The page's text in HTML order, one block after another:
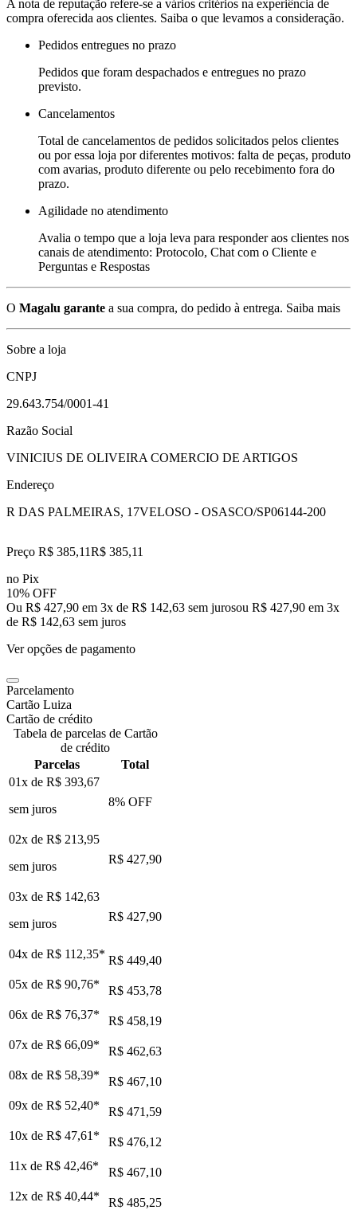
A nota de reputação refere-se a vários critérios na experiência de
compra oferecida aos clientes. Saiba o que levamos a consideração.
Pedidos entregues no prazo
Pedidos que foram despachados e entregues no prazo
previsto.
Cancelamentos
Total de cancelamentos de pedidos solicitados pelos clientes
ou por essa loja por diferentes motivos: falta de peças, produto
com avarias, produto diferente ou pelo recebimento fora do
prazo.
Agilidade no atendimento
Avalia o tempo que a loja leva para responder aos clientes nos
canais de atendimento: Protocolo, Chat com o Cliente e
Perguntas e Respostas
O Magalu garante a sua compra, do pedido à entrega. Saiba mais
Sobre a loja
CNPJ
29.643.754/0001-41
Razão Social
VINICIUS DE OLIVEIRA COMERCIO DE ARTIGOS
Endereço
R DAS PALMEIRAS, 17VELOSO - OSASCO/SP06144-200
Preço R$ 385,11R$ 385,11
no Pix
10% OFF
Ou R$ 427,90 em 3x de R$ 142,63 sem jurosou R$ 427,90 em 3x
de R$ 142,63 sem juros
Ver opções de pagamento
Parcelamento
Cartão Luiza
Cartão de crédito
Tabela de parcelas de Cartão
de crédito
Parcelas
Total
01x de R$ 393,67
sem juros
8% OFF
02x de R$ 213,95
sem juros
R$ 427,90
03x de R$ 142,63
sem juros
R$ 427,90
04x de R$ 112,35* R$ 449,40
05x de R$ 90,76*
R$ 453,78
06x de R$ 76,37*
R$ 458,19
07x de R$ 66,09*
R$ 462,63
08x de R$ 58,39*
R$ 467,10
09x de R$ 52,40*
R$ 471,59
10x de R$ 47,61 *
R$ 476,12
11x de R$ 42,46*
R$ 467,10
12x de R$ 40,44* R$ 485,25